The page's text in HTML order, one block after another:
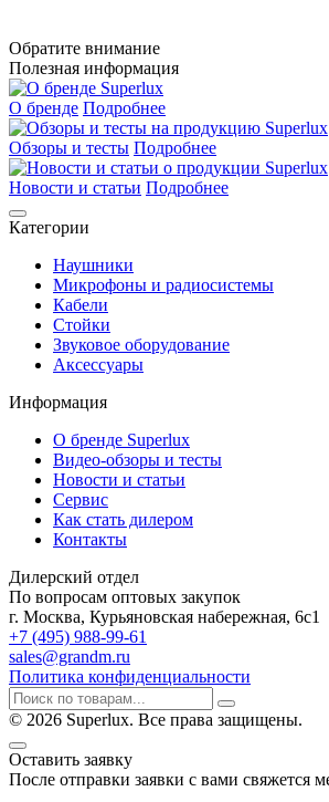
Обратите внимание
Полезная информация
О бренде Подробнее
Обзоры и тесты Подробнее
Новости и статьи Подробнее
Категории
Наушники
Микрофоны и радиосистемы
Кабели
Стойки
Звуковое оборудование
Аксессуары
Информация
О бренде Superlux
Видео-обзоры и тесты
Новости и статьи
Сервис
Как стать дилером
Контакты
Дилерский отдел
По вопросам оптовых закупок
г. Москва, Курьяновская набережная, 6с1
+7 (495) 988-99-61
sales@grandm.ru
Политика конфиденциальности
© 2026 Superlux. Все права защищены.
Оставить заявку
После отправки заявки с вами свяжется